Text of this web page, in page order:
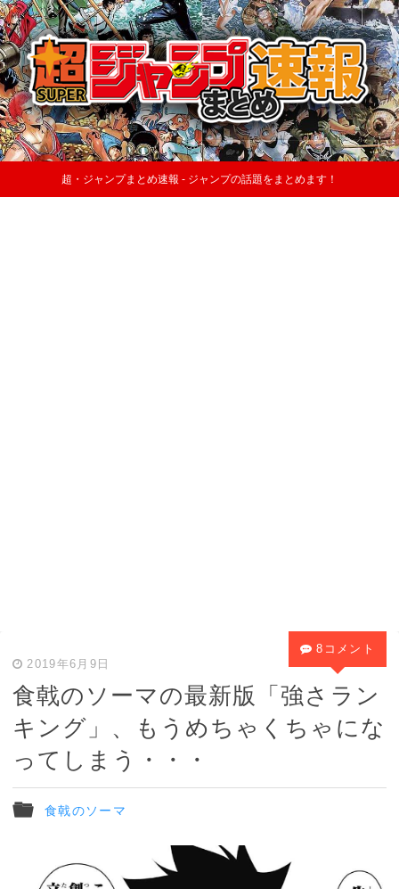
超・ジャンプまとめ速報 - ジャンプの話題をまとめます！
2019年6月9日
食戟のソーマの最新版「強さラン
キング」、もうめちゃくちゃにな
ってしまう・・・
食戟のソーマ
8コメント